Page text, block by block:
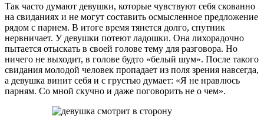
Так часто думают девушки, которые чувствуют себя скованно
на свиданиях и не могут составить осмысленное предложение
рядом с парнем. В итоге время тянется долго, спутник
нервничает. У девушки потеют ладошки. Она лихорадочно
пытается отыскать в своей голове тему для разговора. Но
ничего не выходит, в голове будто «белый шум». После такого
свидания молодой человек пропадает из поля зрения навсегда,
а девушка винит себя и с грустью думает: «Я не нравлюсь
парням. Со мной скучно и даже поговорить не о чем».